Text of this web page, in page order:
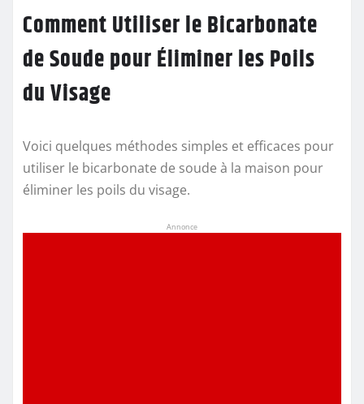
Comment Utiliser le Bicarbonate
de Soude pour Éliminer les Poils
du Visage
Voici quelques méthodes simples et efficaces pour
utiliser le bicarbonate de soude à la maison pour
éliminer les poils du visage.
Annonce